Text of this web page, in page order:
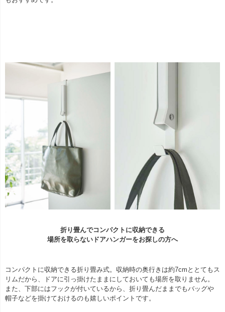
折り畳んでコンパクトに収納できる
場所を取らないドアハンガーをお探しの方へ
コンパクトに収納できる折り畳み式。収納時の奥行きは約7cmととてもス
リムだから、ドアに引っ掛けたままにしておいても場所を取りません。
また、下部にはフックが付いているから、折り畳んだままでもバッグや
帽子などを掛けておけるのも嬉しいポイントです。